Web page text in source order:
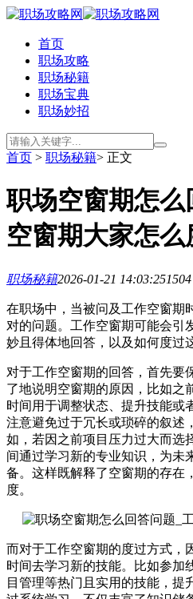
首页
职场攻略
职场秘籍
职场宝典
职场妙招
首页 > 职场秘籍> 正文
职场空窗期怎
空窗期大家怎么
职场秘籍2026-01-21 14:03:251504
在职场中，当被问及工作空窗期
对的问题。工作空窗期可能会引
妙且得体地回答，以及如何度过
对于工作空窗期的回答，首先要
了地说明空窗期的原因，比如之
时间用于调整状态、提升技能或
注意避免过于冗长或琐碎的叙述
如，若因之前项目压力过大而选
间通过学习新的专业知识，为未
备。这样既解释了空窗期的存在
度。
而对于工作空窗期的度过方式，
时间去学习新的技能。比如参加
目管理等热门且实用的技能，提